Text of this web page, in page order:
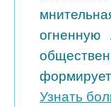
Узнать